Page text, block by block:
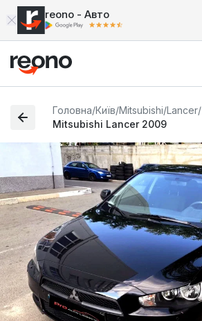
reono - Авто
Головна/Київ/Mitsubishi/Lancer/
Mitsubishi Lancer 2009